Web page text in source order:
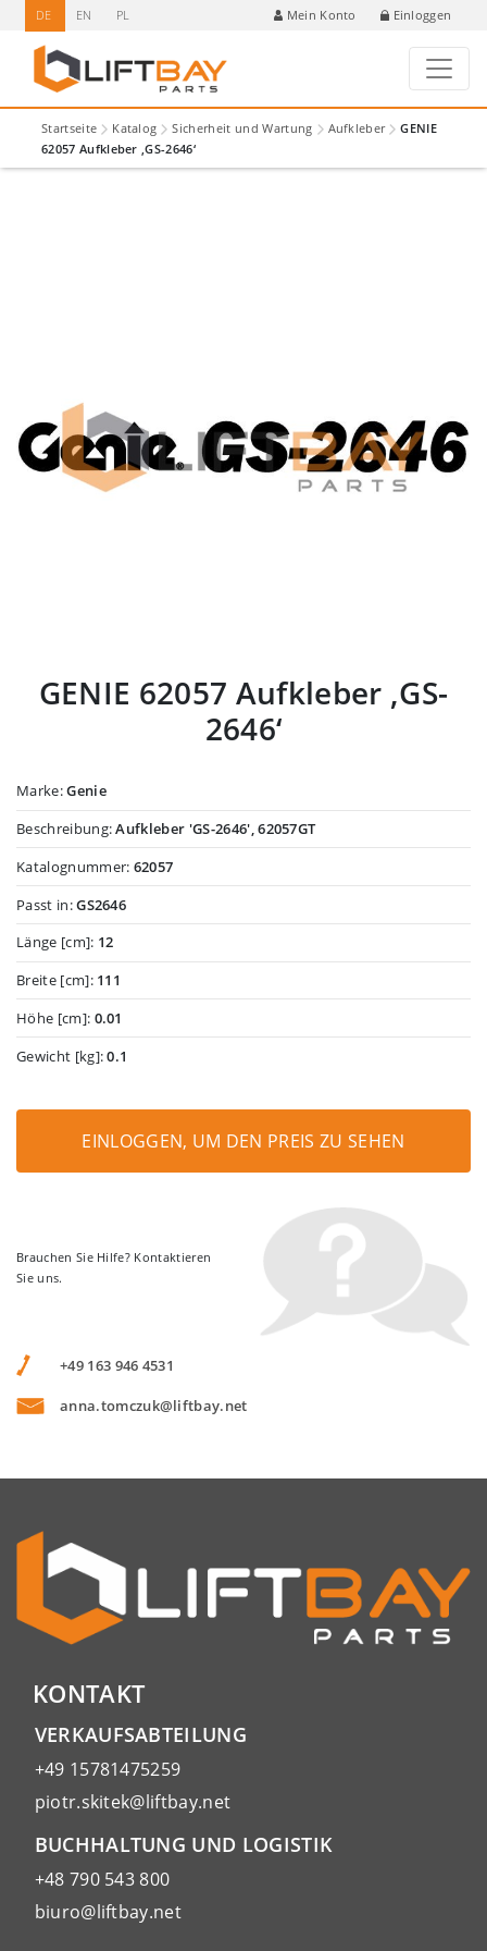
DE EN PL Mein Konto Einloggen
Startseite Katalog Sicherheit und Wartung Aufkleber
GENIE
62057 Aufkleber ‚GS-2646‘
GENIE 62057 Aufkleber ‚GS-
2646‘
Marke:Genie
Beschreibung:Aufkleber 'GS-2646', 62057GT
Katalognummer: 62057
Passt in:GS2646
Länge [cm]: 12
Breite [cm]: 111
Höhe [cm]: 0.01
Gewicht [kg]:0.1
EINLOGGEN, UM DEN PREIS ZU SEHEN
Brauchen Sie Hilfe? Kontaktieren
Sie uns.
+49 163 946 4531
anna.tomczuk@liftbay.net
KONTAKT
VERKAUFSABTEILUNG
+49 15781475259
piotr.skitek@liftbay.net
BUCHHALTUNG UND LOGISTIK
+48 790 543 800
biuro@liftbay.net